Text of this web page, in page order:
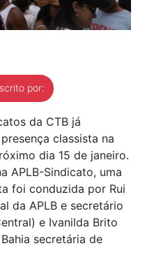
por:
da CTB já
classista na
dia 15 de janeiro.
APLB-Sindicato, uma
foi conduzida por Rui
da APLB e secretário
e Ivanilda Brito
secretária de